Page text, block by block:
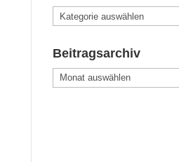
Kategorien
Beitragsarchiv
Beitragsarchiv